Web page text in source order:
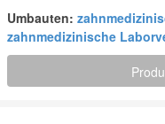
Umbauten:
zahnmedizinische